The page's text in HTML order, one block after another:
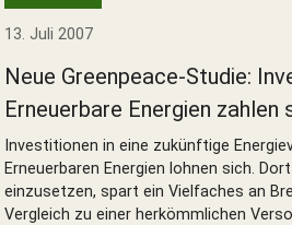
13. Juli 2007
Neue Greenpeace-Studie:
Erneuerbare Energien zahlen
Investitionen in eine zukünftige
Erneuerbaren Energien lohnen sich.
einzusetzen, spart ein Vielfaches an
Vergleich zu einer herkömmlichen